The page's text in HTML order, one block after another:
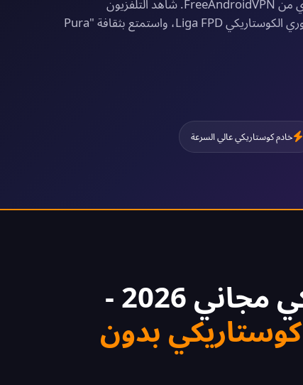
فوراً مع نطاق ترددي غير محدود وتشفير بمستوى عسكري من FreeAndroidVPN. شاهد التلفزيون
الكوستاريكي، تابع La Sele (المنتخب الكوستاريكي) والدوري الكوستاريكي Liga FPD، واستمتع بثقافة "Pura
خادم كوستاريكي عالي السرعة
احصل على IP كوستاريكي بدون